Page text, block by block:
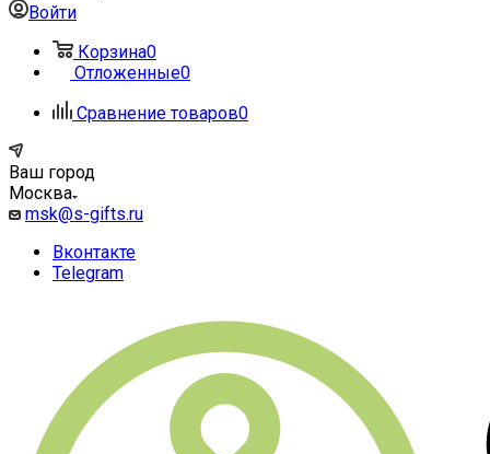
Войти
Корзина0
Отложенные0
Сравнение товаров0
Ваш город
Москва
msk@s-gifts.ru
Вконтакте
Telegram